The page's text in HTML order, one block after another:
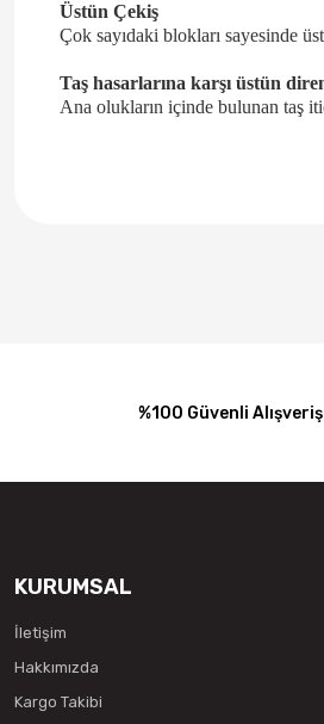
Üstün Çekiş
Çok sayıdaki blokları sayesinde
Taş hasarlarına karşı üstün
Ana olukların içinde bulunan taş
%100 Güvenli Alışveriş
KURUMSAL
İletişim
Hakkımızda
Kargo Takibi